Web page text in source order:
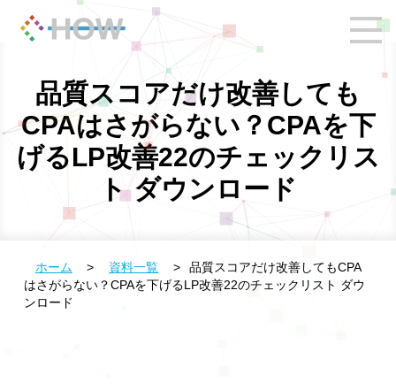
品質スコアだけ改善しても
CPAはさがらない？CPAを下
げるLP改善22のチェックリス
ト ダウンロード
ホーム > 資料一覧 >
品質スコアだけ改善してもCPA
はさがらない？CPAを下げるLP改善22のチェックリスト ダウ
ンロード